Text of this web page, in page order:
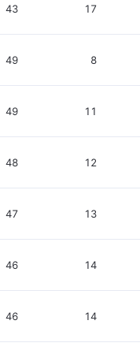
43 17
49 8
49 11
48 12
47 13
46 14
46 14